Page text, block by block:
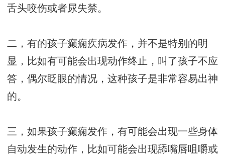
舌头咬伤或者尿失禁。
二，有的孩子癫痫疾病发作，并不是特别的明
显，比如有可能会出现动作终止，叫了孩子不应
答，偶尔眨眼的情况，这种孩子是非常容易出神
的。
三，如果孩子癫痫发作，有可能会出现一些身体
自动发生的动作，比如可能会出现舔嘴唇咀嚼或